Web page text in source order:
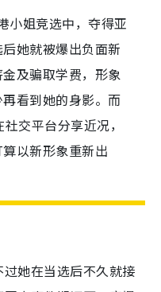
小姐竞选中，夺得亚
她就被爆出负面新
及骗取学费，形象
看到她的身影。而
交平台分享近况，
以新形象重新出
她在当选后不久就接